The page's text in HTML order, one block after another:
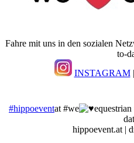
Fahre mit uns in den sozialen
to-
INSTAGRAM|
#hippoeventat #we
hippoevent.at |